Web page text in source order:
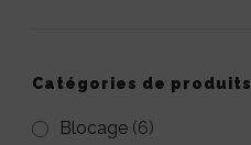
Catégories de produits
Blocage (6)